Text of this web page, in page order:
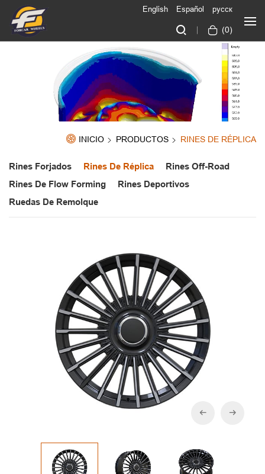
(0)
English Español русск
INICIO PRODUCTOS RINES DE RÉPLICA
Rines Forjados Rines De Réplica
Rines Off-Road
Rines De Flow Forming
Rines Deportivos
Ruedas De Remolque